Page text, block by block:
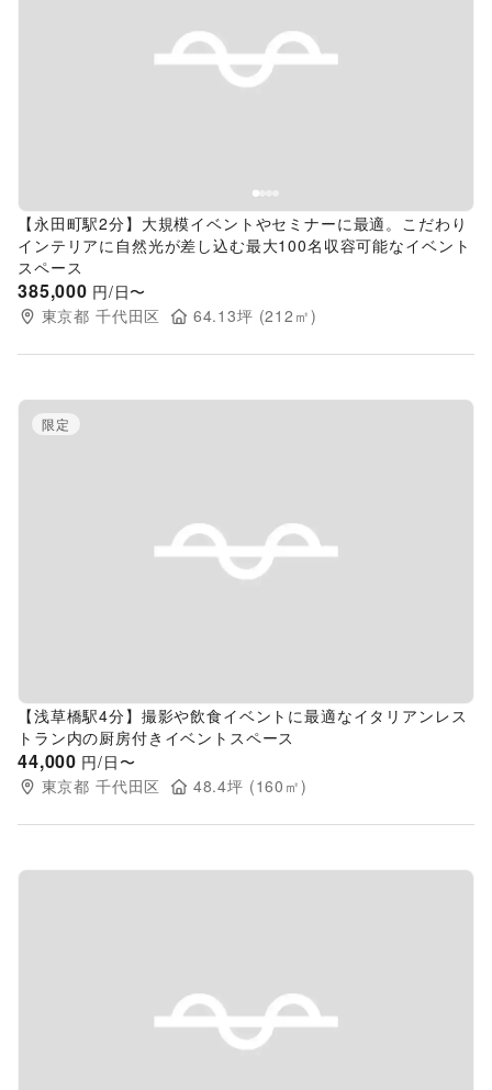
Previous slide
【永田町駅2分】大規模イベントやセミナーに最適。こだわり
インテリアに自然光が差し込む最大100名収容可能なイベント
スペース
385,000 円/日〜
東京都 千代田区 64.13坪 (212 ㎡)
Previous slide
限定
【浅草橋駅4分】撮影や飲食イベントに最適なイタリアンレス
トラン内の厨房付きイベントスペース
44,000 円/日〜
東京都 千代田区 48.4坪 (160 ㎡)
Previous slide